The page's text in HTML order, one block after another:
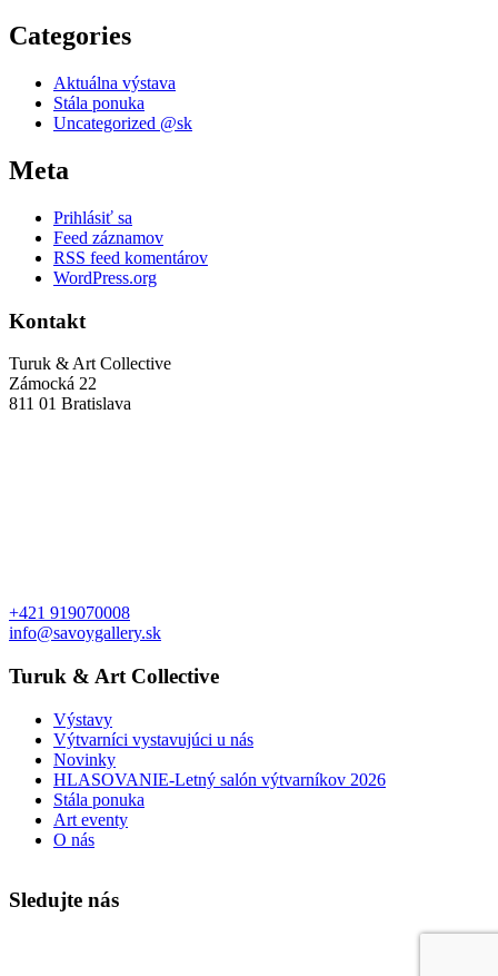
Categories
Aktuálna výstava
Stála ponuka
Uncategorized @sk
Meta
Prihlásiť sa
Feed záznamov
RSS feed komentárov
WordPress.org
Kontakt
Turuk & Art Collective
Zámocká 22
811 01 Bratislava
+421 919070008
info@savoygallery.sk
Turuk & Art Collective
Výstavy
Výtvarníci vystavujúci u nás
Novinky
HLASOVANIE-Letný salón výtvarníkov 2026
Stála ponuka
Art eventy
O nás
Sledujte nás